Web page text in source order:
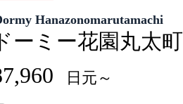
Hanazonomarutamachi
ーミー花園丸太町
日元～